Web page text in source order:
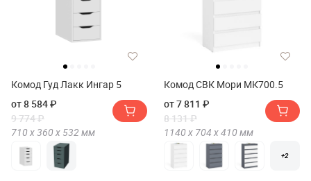
Комод Гуд Лакк Ингар 5
от 8 584 ₽
9 774 ₽
710 х360 х 532 мм
Комод СВК Мори МК700.5
от 7 811 ₽
8 131 ₽
1140 х 704 х410 мм
+2